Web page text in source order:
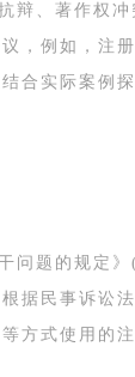
、著作权
，例如，注
实际案例
问题的规定
据民事诉讼
方式使用的